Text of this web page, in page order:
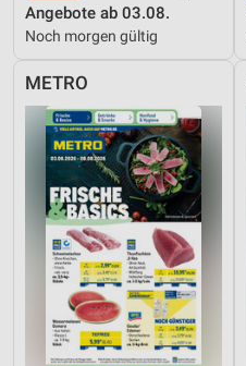
Angebote ab 03.08.
Noch morgen gültig
METRO